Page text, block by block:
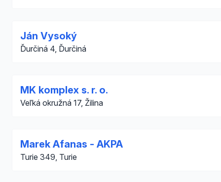
Ján Vysoký
Ďurčiná 4, Ďurčiná
MK komplex s. r. o.
Veľká okružná 17, Žilina
Marek Afanas - AKPA
Turie 349, Turie